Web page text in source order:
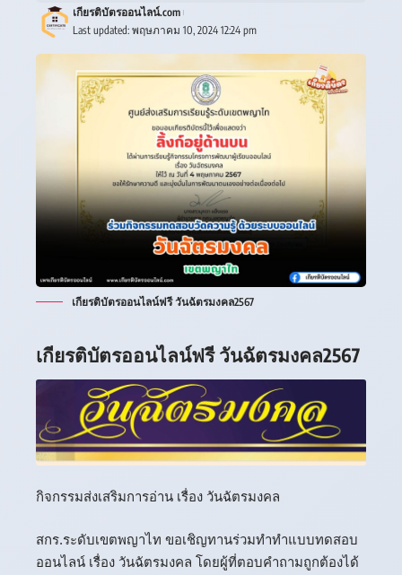
Last updated: พฤษภาคม 10, 2024 12:24 pm
เกียรติบัตรออนไลน์.com
เกียรติบัตรออนไลน์ฟรี วันฉัตรมงคล2567
เกียรติบัตรออนไลน์ฟรี วันฉัตรมงคล2567
กิจกรรมส่งเสริมการอ่าน เรื่อง วันฉัตรมงคล
สกร.ระดับเขตพญาไท ขอเชิญทานร่วมทำทำแบบทดสอบ
ออนไลน์ เรื่อง วันฉัตรมงคล โดยผู้ที่ตอบคำถามถูกต้องได้